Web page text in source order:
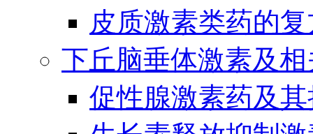
皮质激素类药的
下丘脑垂体激素及
促性腺激素药及